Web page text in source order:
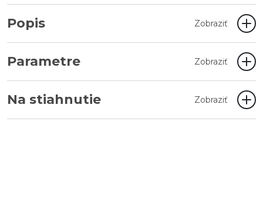
Popis Zobraziť
Parametre Zobraziť
Na stiahnutie Zobraziť